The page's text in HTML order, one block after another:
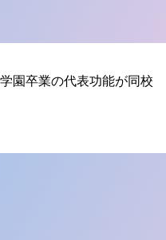
園卒業の代表功能が同校